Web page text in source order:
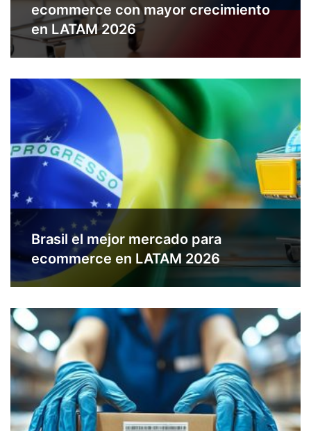
ecommerce con mayor crecimiento
en LATAM 2026
Brasil el mejor mercado para
ecommerce en LATAM 2026